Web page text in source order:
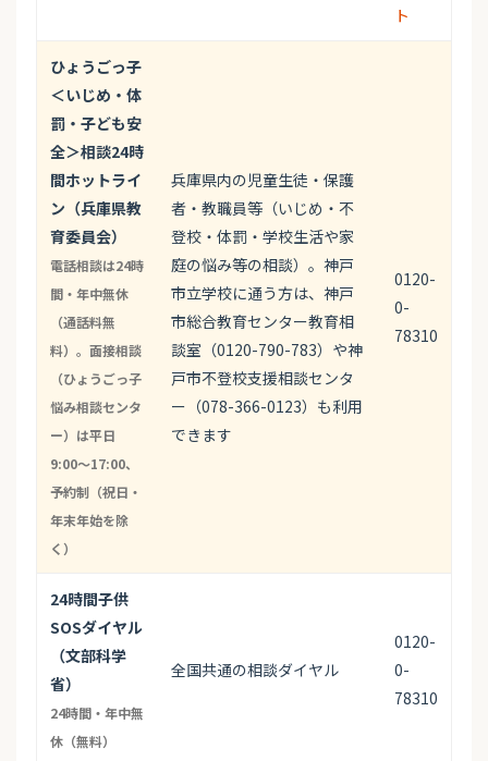
ト
ひょうごっ子
＜いじめ・体
罰・子ども安
全＞相談24時
間ホットライ
ン（兵庫県教
育委員会）
電話相談は24時
間・年中無休
（通話料無
料）。面接相談
（ひょうごっ子
悩み相談センタ
ー）は平日
9:00〜17:00、
予約制（祝日・
年末年始を除
く）
兵庫県内の児童生徒・保護
者・教職員等（いじめ・不
登校・体罰・学校生活や家
庭の悩み等の相談）。神戸
市立学校に通う方は、神戸
市総合教育センター教育相
談室（0120-790-783）や神
戸市不登校支援相談センタ
ー（078-366-0123）も利用
できます
0120-
0-
78310
24時間子供
SOSダイヤル
（文部科学
省）
24時間・年中無
休（無料）
全国共通の相談ダイヤル
0120-
0-
78310